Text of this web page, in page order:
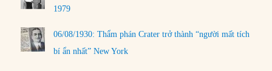
1979
06/08/1930: Thẩm phán Crater trở thành “người mất tích
bí ẩn nhất” New York